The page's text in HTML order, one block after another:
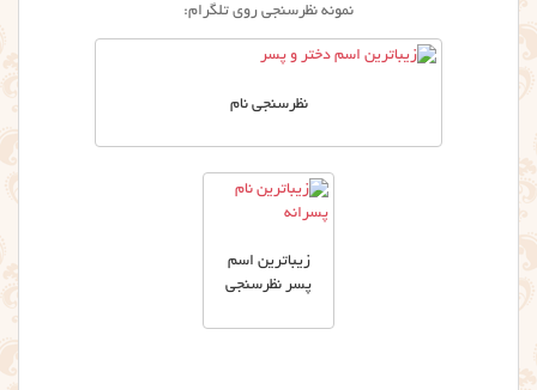
نمونه نظرسنجی روی تلگرام:
نظرسنجی نام
زیباترین اسم
پسر نظرسنجی